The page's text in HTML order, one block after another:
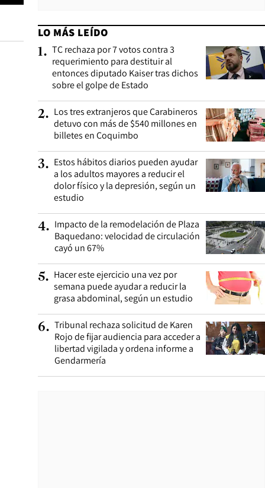
LO MÁS LEÍDO
1. TC rechaza por 7 votos contra 3
requerimiento para destituir al
entonces diputado Kaiser tras dichos
sobre el golpe de Estado
2. Los tres extranjeros que Carabineros
detuvo con más de $540 millones en
billetes en Coquimbo
3. Estos hábitos diarios pueden ayudar
a los adultos mayores a reducir el
dolor físico y la depresión, según un
estudio
4. Impacto de la remodelación de Plaza
Baquedano: velocidad de circulación
cayó un 67%
5. Hacer este ejercicio una vez por
semana puede ayudar a reducir la
grasa abdominal, según un estudio
6. Tribunal rechaza solicitud de Karen
Rojo de fijar audiencia para acceder a
libertad vigilada y ordena informe a
Gendarmería